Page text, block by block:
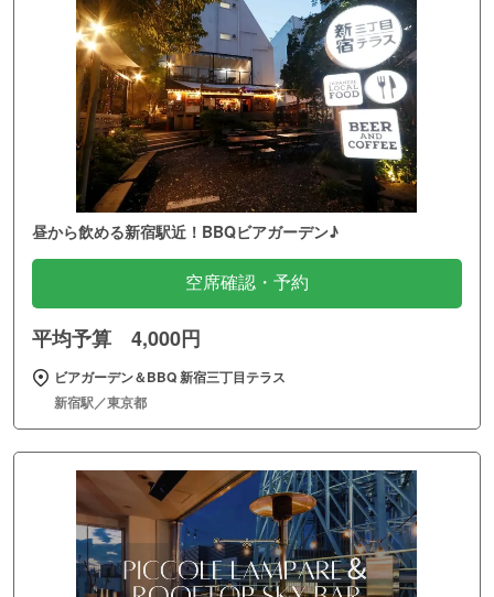
昼から飲める新宿駅近！BBQビアガーデン♪
空席確認・予約
平均予算 4,000円
ビアガーデン＆BBQ 新宿三丁目テラス
新宿駅／東京都